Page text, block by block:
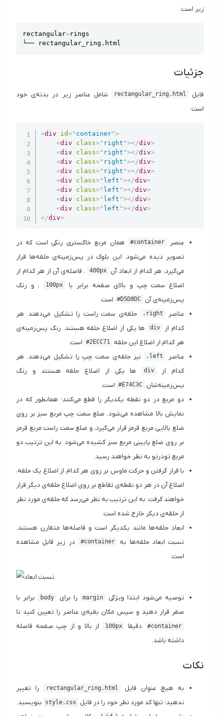
زیر است.
rectangular-rings
└── rectangular_ring.html
جزئیات
فایل rectangular_ring.html
شامل عناصر زیر در بدنه‌ی خود
است:
<div id=" container">
<div class=" right "></div>
<div class=" right "></div>
<div class=" right "></div>
<div class=" right "></div>
<div class=" left "></div>
<div class=" left "></div>
<div class=" left "></div>
<div class=" left "></div>
</div>
عنصر #container
همان مربع خاکستری رنگی است که در
تصویر دیده می‌شود. این بلوک در پس‌زمینه‌ی حلقه‌ها قرار
می‌گیرد، هر کدام از ابعاد آن
400px
، فاصله‌ی آن از هر کدام از
اضلاع سمت چپ و بالای صفحه برابر با
100px
، و رنگ
پس‌زمینه‌ی آن
#D5D8DC است.
‌عناصر
.right
حلقه‌ی سمت راست را تشکیل می‌دهند. هر
کدام از
div
ها یکی از اضلاع حلقه هستند. رنگ پس‌زمینه‌ی
هر کدام از اضلاع این حلقه ‍
#2ECC71 است.
عناصر
.left
نیز حلقه‌ی سمت چپ را تشکیل می‌دهند. هر
کدام از
div
ها یکی از اضلاع حلقه هستند و رنگ
پس‌زمینه‌شان
#E74C3C است.
دو مربع در دو نقطه یکدیگر را قطع می‌کنند؛‌ همانطور که در
نمایش بالا مشاهده می‌شود،‌ ضلع سمت چپ مربع سبز بر روی
ضلع بالایی مربع قرمز قرار می‌گیرد، و ضلع سمت راست مربع قرمز
بر روی ضلع پایینی مربع سبز کشیده می‌شود. به این ترتیب دو
مربع تودرتو به نظر خواهند رسید.
با قرار گرفتن و حرکت ماوس بر روی هر کدام از اضلاع یک حلقه،
اضلاع آن در هر دو نقطه‌ی تقاطع بر روی اضلاع حلقه‌ی دیگر قرار
خواهند گرفت. به این ترتیب به نظر می‌رسد که حلقه‌ی مورد نظر
از حلقه‌ی دیگر خارج شده است.
ابعاد حلقه‌ها مانند یکدیگر است و فاصله‌ها متقارن هستند.
نسبت ابعاد حلقه‌ها به
#container
در زیر قابل مشاهده
است.
توصیه می‌شود ابتدا ویژگی margin را برای body
برابر با
صفر قرار دهید و سپس مکان بقیه‌ی عناصر را تعیین کنید تا
#container دقیقا 100px
‌ از بالا و از چپ صفحه فاصله
داشته باشد.
نکات
به هیچ عنوان فایل rectangular_ring.html
را تغییر
ندهید؛ تنها کد مورد نظر خود را در فایل
style.css
بنویسید.